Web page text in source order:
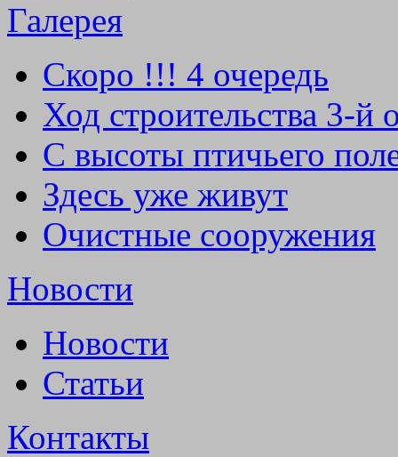
Галерея
Скоро !!! 4 очередь
Ход строительства 3-й
С высоты птичьего
Здесь уже живут
Очистные сооружения
Новости
Новости
Статьи
Контакты